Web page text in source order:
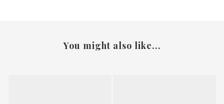
You might also like...